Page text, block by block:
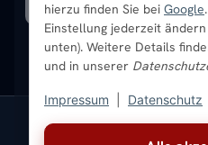
hierzu finden Sie bei Google
Einstellung jederzeit
unten). Weitere Details
und in unserer
Impressum Datenschutz